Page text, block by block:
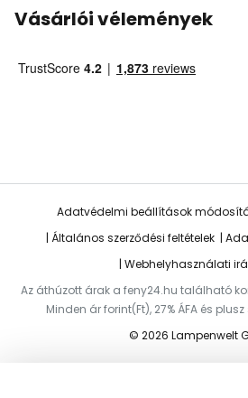
Vásárlói vélemények
Adatvédelmi beállítások
Általános szerződési feltételek
Webhelyhasználati
Az áthúzott árak a feny24.hu található
Minden ár forint(Ft), 27% ÁFA és
© 2026 Lampenwelt